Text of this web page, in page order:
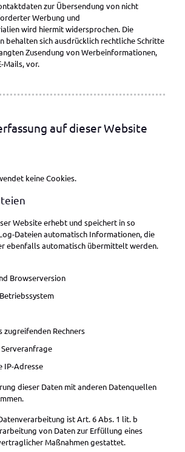
zur Übersendung von nicht
Werbung und
wird hiermit widersprochen. Die
behalten sich ausdrücklich rechtliche Schritte
Zusendung von Werbeinformationen,
Mails, vor.
auf dieser Website
keine Cookies.
Website erhebt und speichert in so
Dateien automatisch Informationen, die
ebenfalls automatisch übermittelt werden.
Browserversion
zugreifenden Rechners
IP-Adresse
dieser Daten mit anderen Datenquellen
ist Art. 6 Abs. 1 lit. b
von Daten zur Erfüllung eines
Maßnahmen gestattet.